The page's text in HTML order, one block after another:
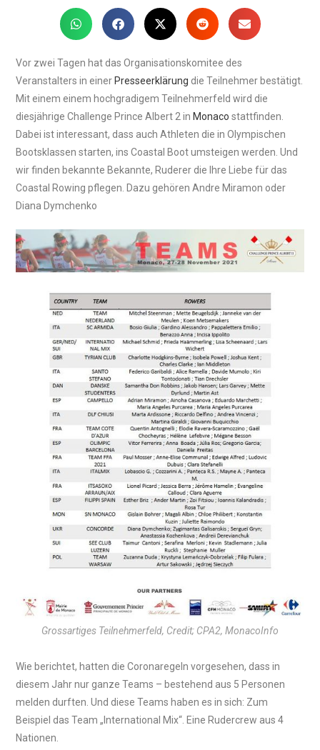
Vor zwei Tagen hat das Organisationskomitee des
Veranstalters in einer Presseerklärung die Teilnehmer bestätigt.
Mit einem einem hochgradigem Teilnehmerfeld wird die
diesjährige Challenge Prince Albert 2 in Monaco stattfinden.
Dabei ist interessant, dass auch Athleten die in Olympischen
Bootsklassen starten, ins Coastal Boot umsteigen werden. Und
wir finden bekannte Bekannte, Ruderer die Ihre Liebe für das
Coastal Rowing pflegen. Dazu gehören Andre Miramon oder
Diana Dymchenko
Grossartiges Teilnehmerfeld, Credit; CPA2, MonacoInfo
Wie berichtet, hatten die Coronaregeln vorgesehen, dass in
diesem Jahr nur ganze Teams – bestehend aus 5 Personen
melden durften. Und diese Teams haben es in sich: Zum
Beispiel das Team „International Mix“. Eine Rudercrew aus 4
Nationen.